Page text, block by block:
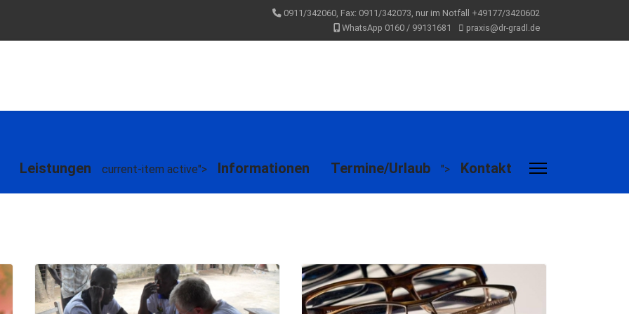
0911/342060, Fax: 0911/342073, nur im Notfall +49177/3420602
WhatsApp 0160 / 99131681
praxis@dr-gradl.de
Leistungen current-item active"> Informationen Termine/Urlaub "> Kontakt